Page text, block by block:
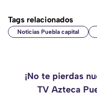
Tags relacionados
Noticias Puebla capital
¡No te pierdas
TV Azteca